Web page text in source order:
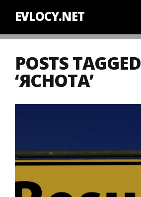
EVLOCY.NET
POSTS TAGGED
‘ЯСНОТА’